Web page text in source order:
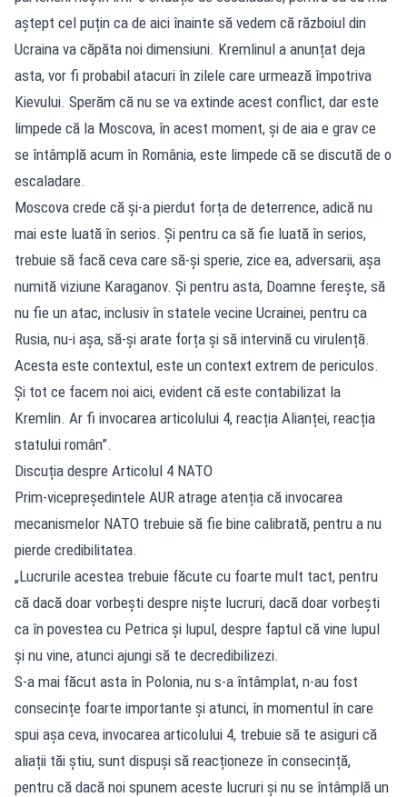
aștept cel puțin ca de aici înainte să vedem că războiul din
Ucraina va căpăta noi dimensiuni. Kremlinul a anunțat deja
asta, vor fi probabil atacuri în zilele care urmează împotriva
Kievului. Sperăm că nu se va extinde acest conflict, dar este
limpede că la Moscova, în acest moment, și de aia e grav ce
se întâmplă acum în România, este limpede că se discută de o
escaladare.
Moscova crede că și-a pierdut forța de deterrence, adică nu
mai este luată în serios. Și pentru ca să fie luată în serios,
trebuie să facă ceva care să-și sperie, zice ea, adversarii, așa
numită viziune Karaganov. Și pentru asta, Doamne ferește, să
nu fie un atac, inclusiv în statele vecine Ucrainei, pentru ca
Rusia, nu-i așa, să-și arate forța și să intervină cu virulență.
Acesta este contextul, este un context extrem de periculos.
Și tot ce facem noi aici, evident că este contabilizat la
Kremlin. Ar fi invocarea articolului 4, reacția Alianței, reacția
statului român”.
Discuția despre Articolul 4 NATO
Prim-vicepreședintele AUR atrage atenția că invocarea
mecanismelor NATO trebuie să fie bine calibrată, pentru a nu
pierde credibilitatea.
„Lucrurile acestea trebuie făcute cu foarte mult tact, pentru
că dacă doar vorbești despre niște lucruri, dacă doar vorbești
ca în povestea cu Petrica și lupul, despre faptul că vine lupul
și nu vine, atunci ajungi să te decredibilizezi.
S-a mai făcut asta în Polonia, nu s-a întâmplat, n-au fost
consecințe foarte importante și atunci, în momentul în care
spui așa ceva, invocarea articolului 4, trebuie să te asiguri că
aliații tăi știu, sunt dispuși să reacționeze în consecință,
pentru că dacă noi spunem aceste lucruri și nu se întâmplă un